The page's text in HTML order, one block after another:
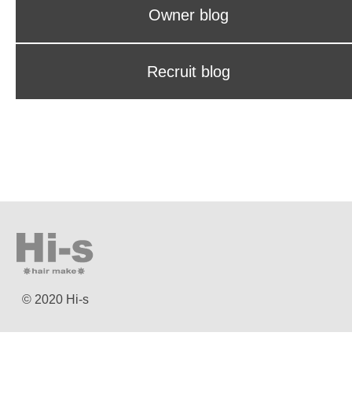
Owner blog
Recruit blog
© 2020 Hi-s